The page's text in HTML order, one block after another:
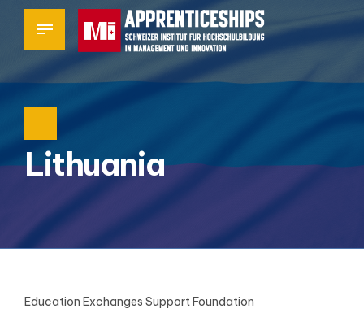
Lithuania
Education Exchanges Support Foundation